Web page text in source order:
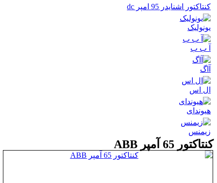
کنتاکتور اشنایدر 95 امپر dc
یونولیک
آ ب ب
آاگ
ال اس
هیوندای
زیمنس
کنتاکتور 65 آمپر ABB